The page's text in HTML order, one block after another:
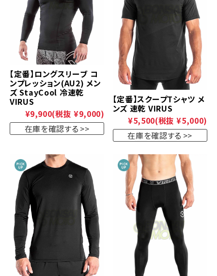
【定番】ロングスリーブ コ
ンプレッション(AU2) メン
ズ StayCool 冷速乾
VIRUS
¥9,900(税抜 ¥9,000)
在庫を確認する
【定番】スクープTシャツ メ
ンズ 速乾 VIRUS
¥5,500(税抜 ¥5,000)
在庫を確認する